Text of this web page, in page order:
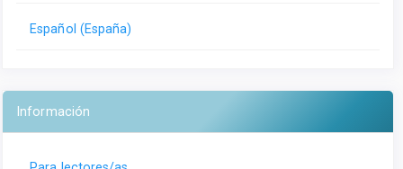
Español (España)
Información